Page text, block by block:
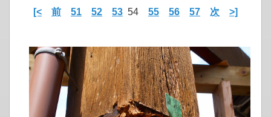
[< 前 51 52 53 54 55 56 57 次 >]